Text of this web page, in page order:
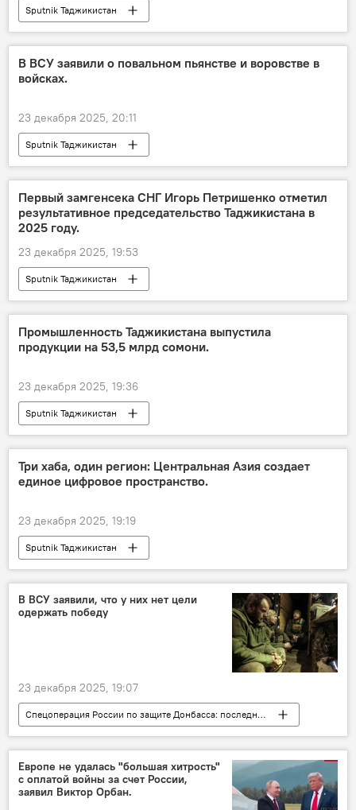
Sputnik Таджикистан
В ВСУ заявили о повальном пьянстве и воровстве в
войсках.
23 декабря 2025, 20:11
Sputnik Таджикистан
Первый замгенсека СНГ Игорь Петришенко отметил
результативное председательство Таджикистана в
2025 году.
23 декабря 2025, 19:53
Sputnik Таджикистан
Промышленность Таджикистана выпустила
продукции на 53,5 млрд сомони.
23 декабря 2025, 19:36
Sputnik Таджикистан
Три хаба, один регион: Центральная Азия создает
единое цифровое пространство.
23 декабря 2025, 19:19
Sputnik Таджикистан
В ВСУ заявили, что у них нет цели
одержать победу
23 декабря 2025, 19:07
Спецоперация России по защите Донбасса: последние новости
Украина
Армия и вооружение
Россия
Европе не удалась "большая хитрость"
с оплатой войны за счет России,
заявил Виктор Орбан.